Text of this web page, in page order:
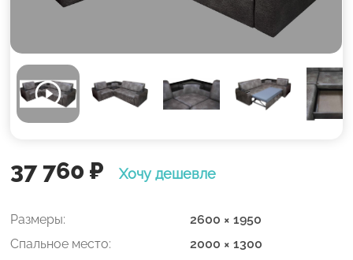
37 760 ₽ Хочу дешевле
Размеры:
2600 × 1950
Спальное место:
2000 × 1300